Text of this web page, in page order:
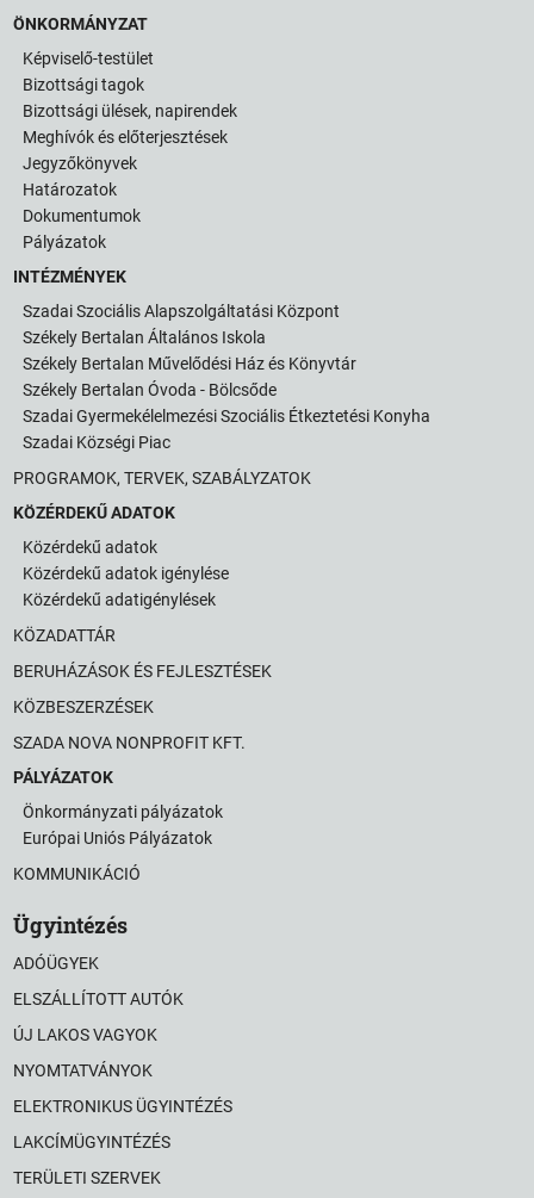
ÖNKORMÁNYZAT
Képviselő-testület
Bizottsági tagok
Bizottsági ülések, napirendek
Meghívók és előterjesztések
Jegyzőkönyvek
Határozatok
Dokumentumok
Pályázatok
INTÉZMÉNYEK
Szadai Szociális Alapszolgáltatási Központ
Székely Bertalan Általános Iskola
Székely Bertalan Művelődési Ház és Könyvtár
Székely Bertalan Óvoda - Bölcsőde
Szadai Gyermekélelmezési Szociális Étkeztetési Konyha
Szadai Községi Piac
PROGRAMOK, TERVEK, SZABÁLYZATOK
KÖZÉRDEKŰ ADATOK
Közérdekű adatok
Közérdekű adatok igénylése
Közérdekű adatigénylések
KÖZADATTÁR
BERUHÁZÁSOK ÉS FEJLESZTÉSEK
KÖZBESZERZÉSEK
SZADA NOVA NONPROFIT KFT.
PÁLYÁZATOK
Önkormányzati pályázatok
Európai Uniós Pályázatok
KOMMUNIKÁCIÓ
Ügyintézés
ADÓÜGYEK
ELSZÁLLÍTOTT AUTÓK
ÚJ LAKOS VAGYOK
NYOMTATVÁNYOK
ELEKTRONIKUS ÜGYINTÉZÉS
LAKCÍMÜGYINTÉZÉS
TERÜLETI SZERVEK